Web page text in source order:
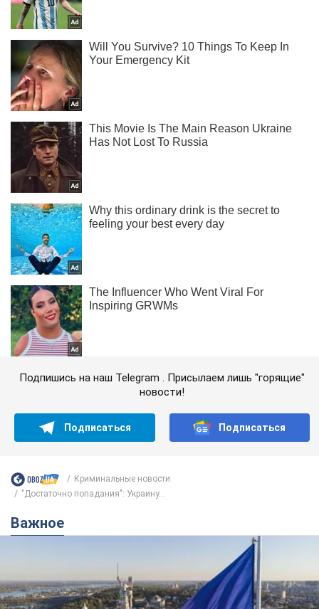
Подпишись на наш Telegram . Присылаем лишь "горящие"
новости!
Подписаться Подписаться
Криминальные новости
"Достаточно попадания": Украину...
Важное